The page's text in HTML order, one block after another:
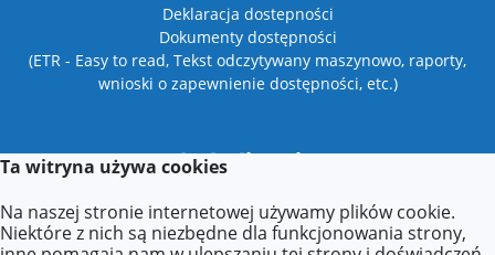
Deklaracja dostepności
Dokumenty dostępności
(ETR - Easy to read, Tekst odczytywany maszynowo, raporty,
wnioski o zapewnienie dostępności, etc.)
Lokalizacja
37-500 Jarosław,
ul. Łazy Kostkowskie 14
Ta witryna używa cookies
Na naszej stronie internetowej używamy plików cookie.
Niektóre z nich są niezbędne dla funkcjonowania strony,